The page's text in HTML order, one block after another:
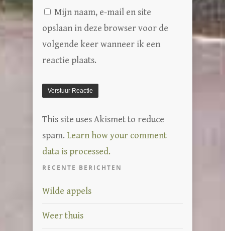
Mijn naam, e-mail en site
opslaan in deze browser voor de
volgende keer wanneer ik een
reactie plaats.
This site uses Akismet to reduce
spam. Learn how your comment
data is processed.
RECENTE BERICHTEN
Wilde appels
Weer thuis